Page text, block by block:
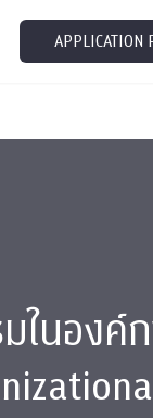
APPLICATION
ในองค์